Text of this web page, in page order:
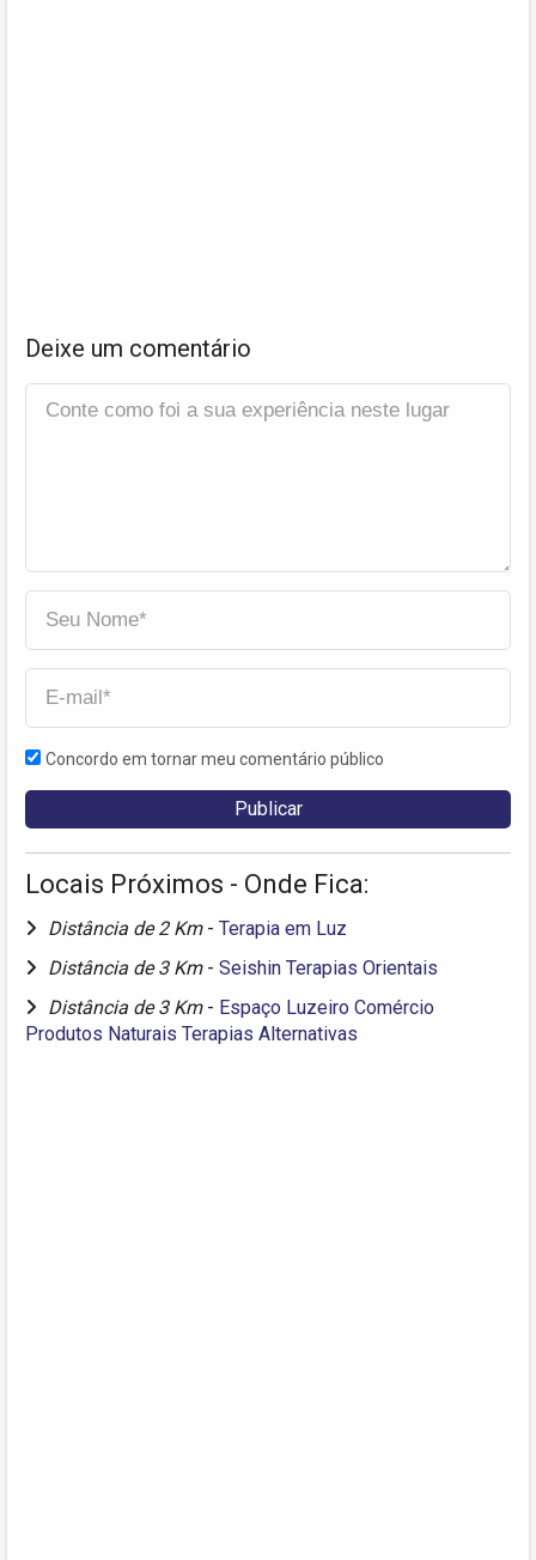
Deixe um comentário
Concordo em tornar meu comentário público
Locais Próximos - Onde Fica:
Distância de 2 Km - Terapia em Luz
Distância de 3 Km - Seishin Terapias Orientais
Distância de 3 Km - Espaço Luzeiro Comércio
Produtos Naturais Terapias Alternativas